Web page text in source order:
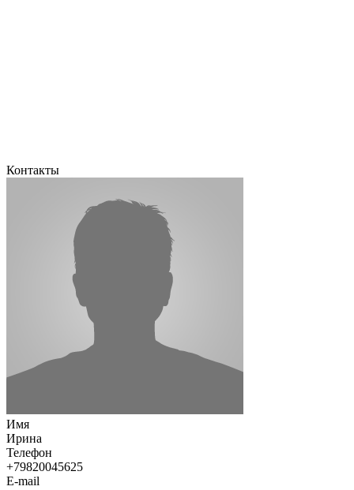
Контакты
Имя
Ирина
Телефон
+79820045625
E-mail